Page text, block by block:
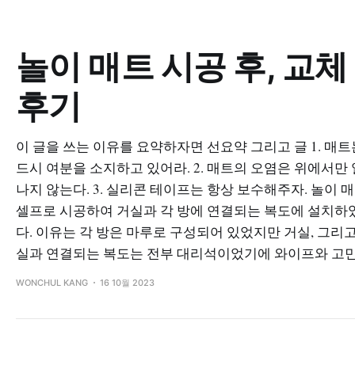
놀이 매트 시공 후, 교체
후기
이 글을 쓰는 이유를 요약하자면 선요약 그리고 글 1. 매트
드시 여분을 소지하고 있어라. 2. 매트의 오염은 위에서만
나지 않는다. 3. 실리콘 테이프는 항상 보수해주자. 놀이
셀프로 시공하여 거실과 각 방에 연결되는 복도에 설치하
다. 이유는 각 방은 마루로 구성되어 있었지만 거실, 그리
실과 연결되는 복도는 전부 대리석이었기에 와이프와 고
WONCHUL KANG 16 10월 2023